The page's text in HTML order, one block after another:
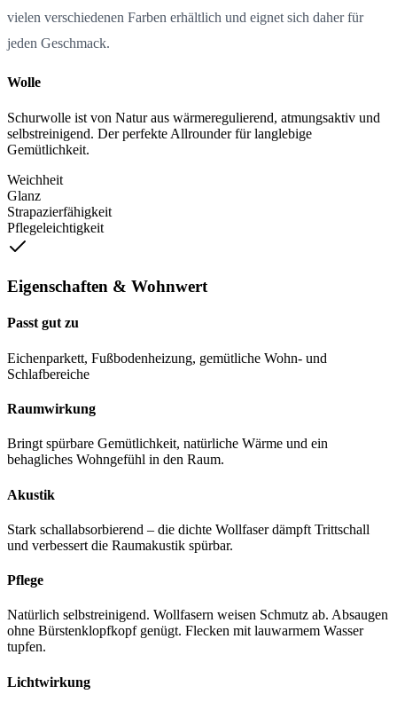
vielen verschiedenen Farben erhältlich und eignet sich daher für
jeden Geschmack.
Wolle
Schurwolle ist von Natur aus wärmeregulierend, atmungsaktiv und
selbstreinigend. Der perfekte Allrounder für langlebige
Gemütlichkeit.
Weichheit
Glanz
Strapazierfähigkeit
Pflegeleichtigkeit
Eigenschaften & Wohnwert
Passt gut zu
Eichenparkett, Fußbodenheizung, gemütliche Wohn- und
Schlafbereiche
Raumwirkung
Bringt spürbare Gemütlichkeit, natürliche Wärme und ein
behagliches Wohngefühl in den Raum.
Akustik
Stark schallabsorbierend – die dichte Wollfaser dämpft Trittschall
und verbessert die Raumakustik spürbar.
Pflege
Natürlich selbstreinigend. Wollfasern weisen Schmutz ab. Absaugen
ohne Bürstenklopfkopf genügt. Flecken mit lauwarmem Wasser
tupfen.
Lichtwirkung